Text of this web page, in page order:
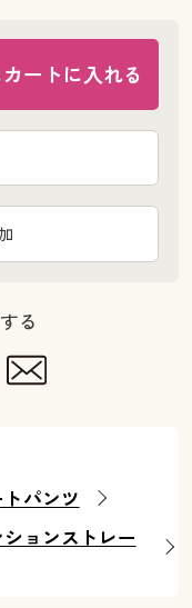
ートに入れる
る
パンツ
ョンストレー